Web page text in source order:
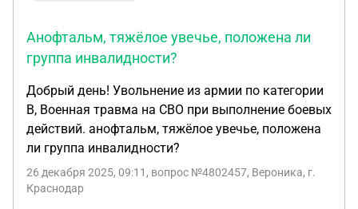
Анофтальм, тяжёлое увечье, положена ли
группа инвалидности?
Добрый день! Увольнение из армии по категории
В, Военная травма на СВО при выполнение боевых
действий. анофтальм, тяжёлое увечье, положена
ли группа инвалидности?
26 декабря 2025, 09:11 , вопрос №4802457, Вероника, г.
Краснодар